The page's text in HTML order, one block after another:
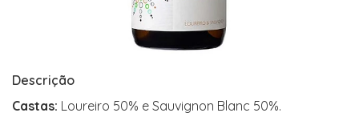
Descrição
Castas: Loureiro 50% e Sauvignon Blanc 50%.